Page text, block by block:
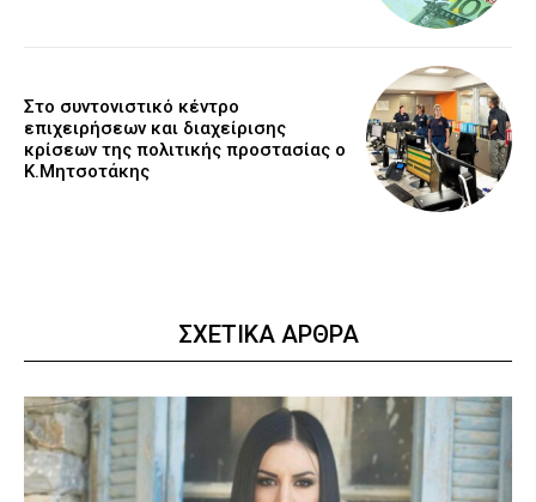
Στο συντονιστικό κέντρο
επιχειρήσεων και διαχείρισης
κρίσεων της πολιτικής προστασίας ο
Κ.Μητσοτάκης
ΣΧΕΤΙΚΑ ΑΡΘΡΑ